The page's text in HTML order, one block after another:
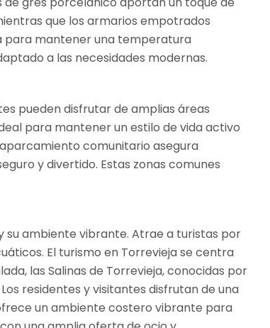
que los armarios empotrados
para mantener una temperatura
a las necesidades modernas.
pueden disfrutar de amplias áreas
para mantener un estilo de vida activo
comunitario asegura
y divertido. Estas zonas comunes
su ambiente vibrante. Atrae a turistas por
El turismo en Torrevieja se centra
las Salinas de Torrevieja, conocidas por
residentes y visitantes disfrutan de una
un ambiente costero vibrante para